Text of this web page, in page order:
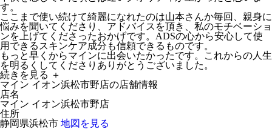
す。
ここまで使い続けて綺麗になれたのは山本さんか毎回、親身に
悩みを聞いてくださり、アドバイスを頂き、私のモチベーショ
ンを上げてくださったおかげです。ADSの心から安心して使
用できるスキンケア成分も信頼できるものです。
もっと早くからマインに出会いたかったです。これからの人生
を明るくしてくださりありがとうございました。
続きを見る ＋
マイン イオン浜松市野店の店舗情報
店名
マイン イオン浜松市野店
住所
静岡県浜松市 地図を見る